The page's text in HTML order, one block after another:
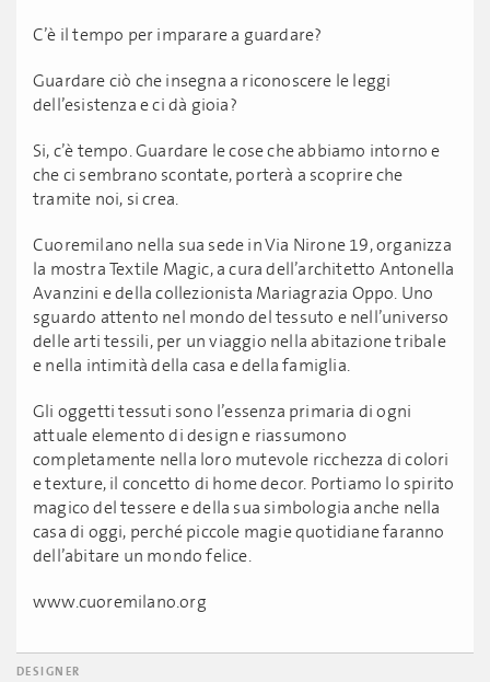
C’è il tempo per imparare a guardare?
Guardare ciò che insegna a riconoscere le leggi
dell’esistenza e ci dà gioia?
Si, c’è tempo. Guardare le cose che abbiamo intorno e
che ci sembrano scontate, porterà a scoprire che
tramite noi, si crea.
Cuoremilano nella sua sede in Via Nirone 19, organizza
la mostra Textile Magic, a cura dell’architetto Antonella
Avanzini e della collezionista Mariagrazia Oppo. Uno
sguardo attento nel mondo del tessuto e nell’universo
delle arti tessili, per un viaggio nella abitazione tribale
e nella intimità della casa e della famiglia.
Gli oggetti tessuti sono l’essenza primaria di ogni
attuale elemento di design e riassumono
completamente nella loro mutevole ricchezza di colori
e texture, il concetto di home decor. Portiamo lo spirito
magico del tessere e della sua simbologia anche nella
casa di oggi, perché piccole magie quotidiane faranno
dell’abitare un mondo felice.
www.cuoremilano.org
DESIGNER